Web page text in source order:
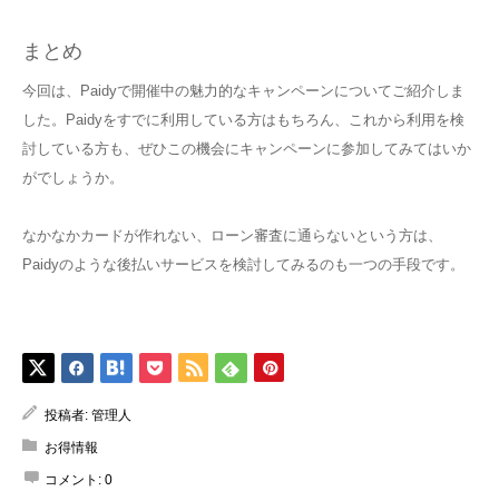
まとめ
今回は、Paidyで開催中の魅力的なキャンペーンについてご紹介しま
した。Paidyをすでに利用している方はもちろん、これから利用を検
討している方も、ぜひこの機会にキャンペーンに参加してみてはいか
がでしょうか。
なかなかカードが作れない、ローン審査に通らないという方は、
Paidyのような後払いサービスを検討してみるのも一つの手段です。
投稿者: 管理人
お得情報
コメント: 0